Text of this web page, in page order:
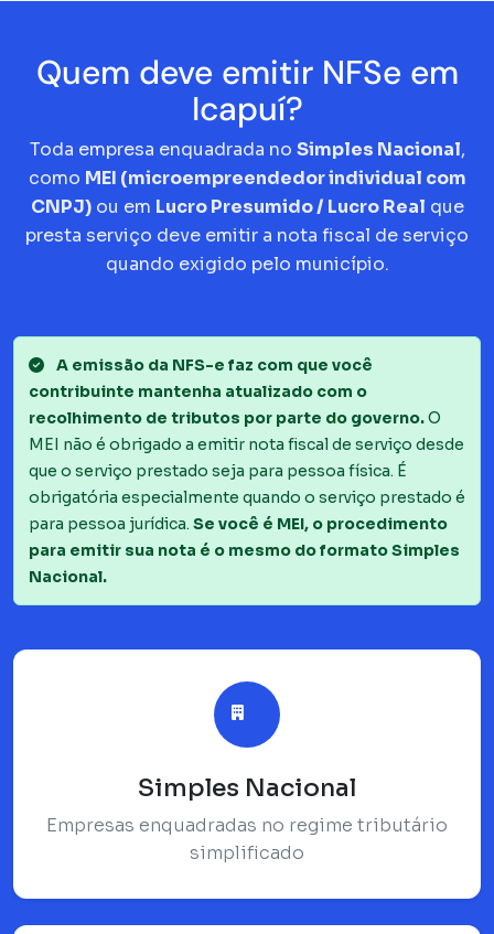
Quem deve emitir NFSe em
Icapuí?
Toda empresa enquadrada no Simples Nacional,
como MEI (microempreendedor individual com
CNPJ)ou em Lucro Presumido / Lucro Real que
presta serviço deve emitir a nota fiscal de serviço
quando exigido pelo município.
A emissão da NFS-e faz com que você
contribuinte mantenha atualizado com o
recolhimento de tributos por parte do governo.O
MEI não é obrigado a emitir nota fiscal de serviço desde
que o serviço prestado seja para pessoa física. É
obrigatória especialmente quando o serviço prestado é
para pessoa jurídica. Se você é MEI, o procedimento
para emitir sua nota é o mesmo do formato Simples
Nacional.
Simples Nacional
Empresas enquadradas no regime tributário
simplificado